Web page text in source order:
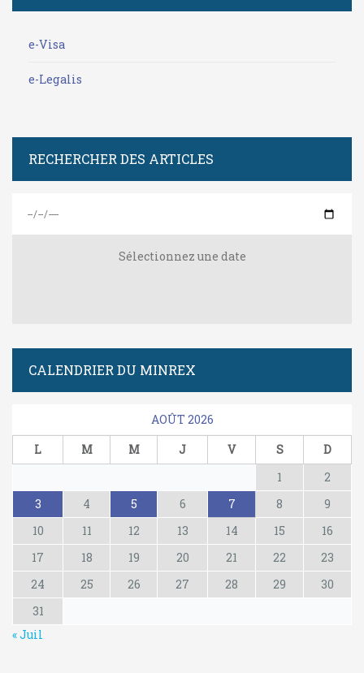
e-Visa
e-Legalis
RECHERCHER DES ARTICLES
Sélectionnez une date
CALENDRIER DU MINREX
AOÛT 2026
L
M M J V S
D
1
2
3
4 5 6 7 8
9
10
11 12 13 14 15
16
17
18 19 20 21 22
23
24
25 26 27 28 29
30
31
« Juil